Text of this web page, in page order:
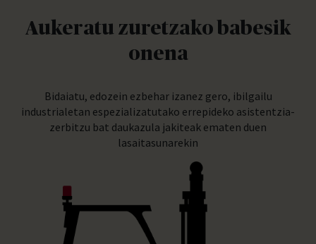
Aukeratu zuretzako babesik
onena
Bidaiatu, edozein ezbehar izanez gero, ibilgailu
industrialetan espezializatutako errepideko asistentzia-
zerbitzu bat daukazula jakiteak ematen duen
lasaitasunarekin